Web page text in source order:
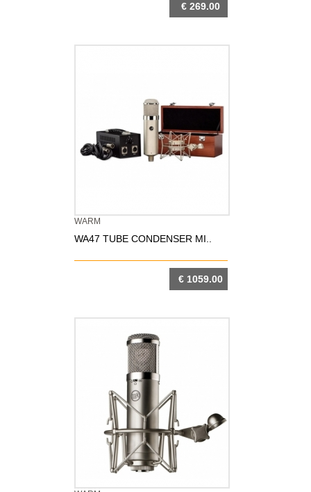
€ 269.00
WARM
WA47 TUBE CONDENSER MI..
€ 1059.00